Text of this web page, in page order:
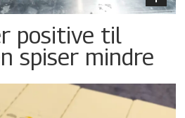
positive til
spiser mindre